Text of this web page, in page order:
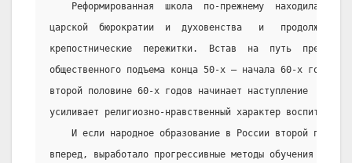
Реформированная  школа  по-прежнему  находилась
царской  бюрократии  и  духовенства   и   продолжала
крепостнические  пережитки.  Встав  на  путь
общественного подъема конца 50-х – начала 60-х годов,
второй половине 60-х годов начинает наступление  на
усиливает религиозно-нравственный характер воспитания.
И если народное образование в России второй
вперед, выработало прогрессивные методы обучения и